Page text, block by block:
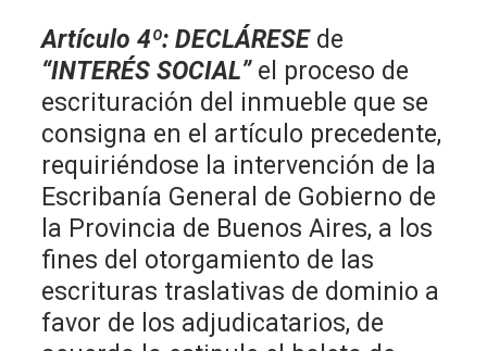
Artículo 4º: DECLÁRESEde
“INTERÉS SOCIAL”el proceso de
escrituración del inmueble que se
consigna en el artículo precedente,
requiriéndose la intervención de la
Escribanía General de Gobierno de
la Provincia de Buenos Aires, a los
fines del otorgamiento de las
escrituras traslativas de dominio a
favor de los adjudicatarios, de